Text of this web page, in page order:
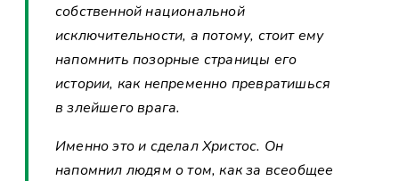
собственной национальной
исключительности, а потому, стоит ему
напомнить позорные страницы его
истории, как непременно превратишься
в злейшего врага.
Именно это и сделал Христос. Он
напомнил людям о том, как за всеобщее